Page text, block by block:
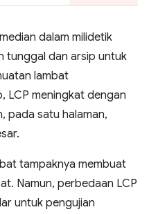
dalam milidetik
tunggal dan arsip untuk
lambat
LCP meningkat dengan
pada satu halaman,
tampaknya membuat
Namun, perbedaan LCP
untuk pengujian